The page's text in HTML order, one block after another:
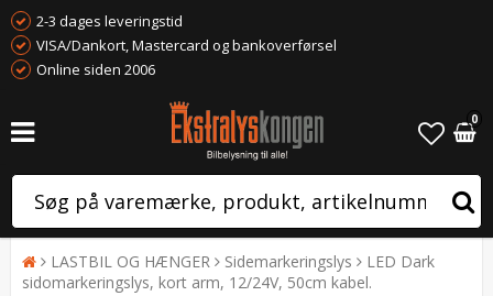
2-3 dages leveringstid
VISA/Dankort, Mastercard og bankoverførsel
Online siden 2006
0
LASTBIL OG HÆNGER Sidemarkeringslys
LED Dark
sidomarkeringslys, kort arm, 12/24V, 50cm kabel.